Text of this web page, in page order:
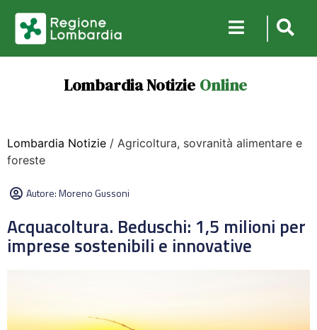
Lombardia Notizie Online
Lombardia Notizie / Agricoltura, sovranità alimentare e
foreste
Autore:Moreno Gussoni
Acquacoltura. Beduschi: 1,5 milioni per
imprese sostenibili e innovative